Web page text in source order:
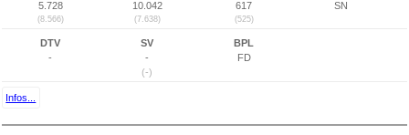
5.728
(8.566)
10.042
(7.638)
617
(525)
SN
DTV
-
SV
-
(-)
BPL
FD
Infos...